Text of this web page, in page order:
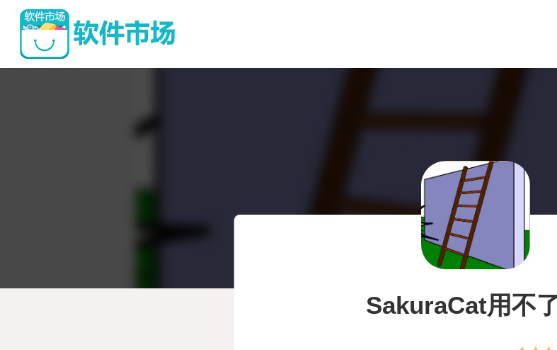
SakuraCat用不